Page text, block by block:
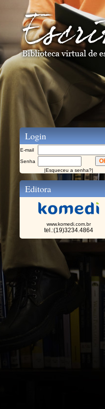
Login
E-mail
Senha
|Esqueceu a senha?|
Editora
www.komedi.com.br
tel.:(19)3234.4864